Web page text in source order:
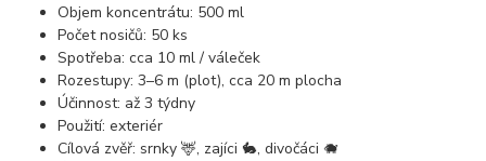
Objem koncentrátu: 500 ml
Počet nosičů: 50 ks
Spotřeba: cca 10 ml / váleček
Rozestupy: 3–6 m (plot), cca 20 m plocha
Účinnost: až 3 týdny
Použití: exteriér
Cílová zvěř: srnky 🦌, zajíci 🐇, divočáci 🐗